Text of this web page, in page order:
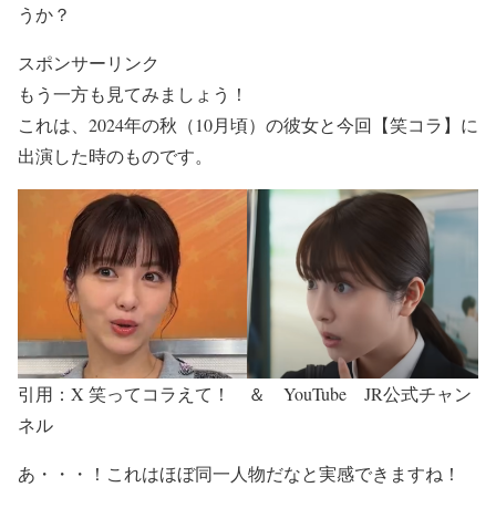
うか？
スポンサーリンク
もう一方も見てみましょう！
これは、 2024年の秋（10月頃） の彼女と今回【笑コラ】に
出演した時のものです。
引用：X 笑ってコラえて！ ＆ YouTube JR公式チャン
ネル
あ・・・！ これはほぼ同一人物だなと実感できますね！